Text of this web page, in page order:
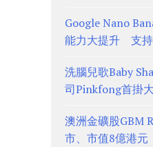
Google Nano
能力大提升 支
洗腦兒歌Baby
司Pinkfong首掛
澳洲金礦股GBM
市、市值8億港